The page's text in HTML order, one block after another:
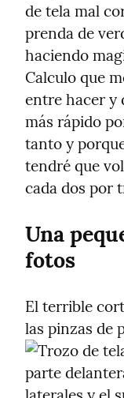
de tela mal
prenda de
haciendo
Calculo que
entre hacer y
más rápido
tanto y
tendré que
cada dos por
Una
fotos
El terrible